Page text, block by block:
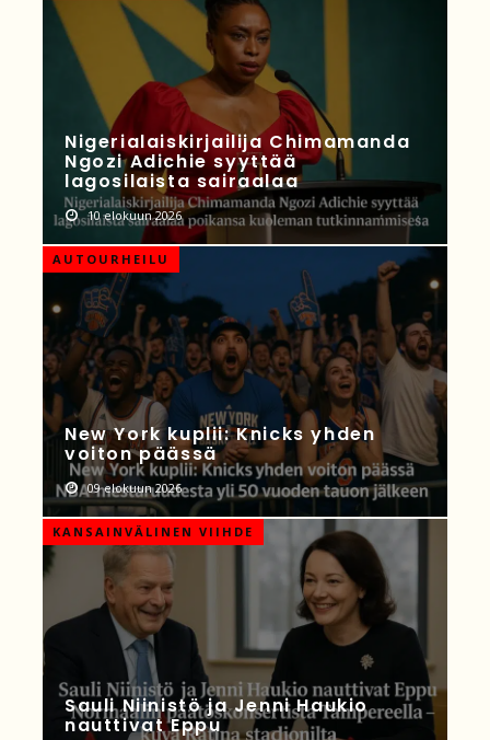
Nigerialaiskirjailija Chimamanda
Ngozi Adichie syyttää
lagosilaista sairaalaa
10 elokuun 2026
AUTOURHEILU
New York kuplii: Knicks yhden
voiton päässä
09 elokuun 2026
KANSAINVÄLINEN VIIHDE
Sauli Niinistö ja Jenni Haukio
nauttivat Eppu